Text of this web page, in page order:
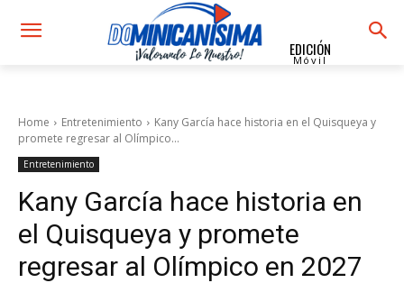
EDICIÓN
Móvil
Home Entretenimiento
Kany García hace historia en el Quisqueya y
promete regresar al Olímpico...
Entretenimiento
Kany García hace historia en
el Quisqueya y promete
regresar al Olímpico en 2027